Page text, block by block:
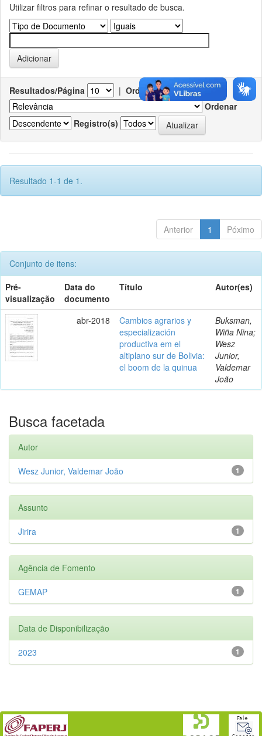
Utilizar filtros para refinar o resultado de busca.
Resultados/Página | Ordenar registros por
Ordenar
Registro(s)
Resultado 1-1 de 1.
Anterior 1 Póximo
Conjunto de itens:
Pré-
visualização
Data do
documento
Título Autor(es)
abr-2018
Cambios agrarios y
especialización
productiva em el
altiplano sur de Bolivia:
el boom de la quinua
Buksman,
Wiña Nina;
Wesz
Junior,
Valdemar
João
Busca facetada
Autor
1
Wesz Junior, Valdemar João
Assunto
1
Jirira
Agência de Fomento
1
GEMAP
Data de Disponibilização
1
2023